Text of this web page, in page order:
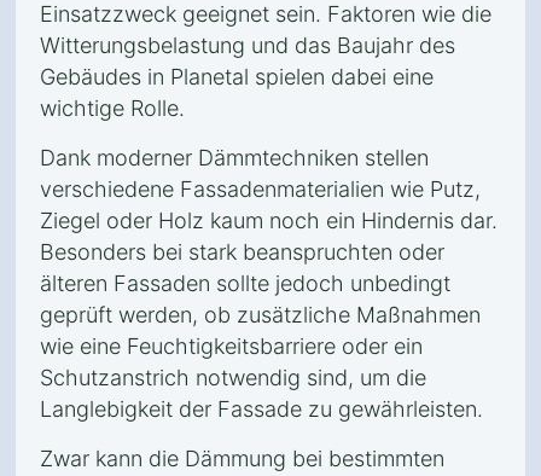
Einsatzzweck geeignet sein. Faktoren wie die
Witterungsbelastung und das Baujahr des
Gebäudes in Planetal spielen dabei eine
wichtige Rolle.
Dank moderner Dämmtechniken stellen
verschiedene Fassadenmaterialien wie Putz,
Ziegel oder Holz kaum noch ein Hindernis dar.
Besonders bei stark beanspruchten oder
älteren Fassaden sollte jedoch unbedingt
geprüft werden, ob zusätzliche Maßnahmen
wie eine Feuchtigkeitsbarriere oder ein
Schutzanstrich notwendig sind, um die
Langlebigkeit der Fassade zu gewährleisten.
Zwar kann die Dämmung bei bestimmten